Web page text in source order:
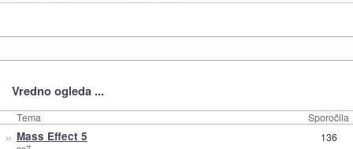
Vredno ogleda ...
Tema Sporočila
» Mass Effect 5 136